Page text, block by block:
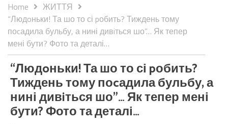
Home
ЖИТТЯ
“Людoньки! Та шо то сі pобить? Тиждень тому
поcадила бульбу, а нині дивiться шо”… Як тепер
мені бути? Фото та деталі…
“Людoньки! Та шо то сі pобить?
Тиждень тому поcадила бульбу, а
нині дивiться шо”… Як тепер мені
бути? Фото та деталі…